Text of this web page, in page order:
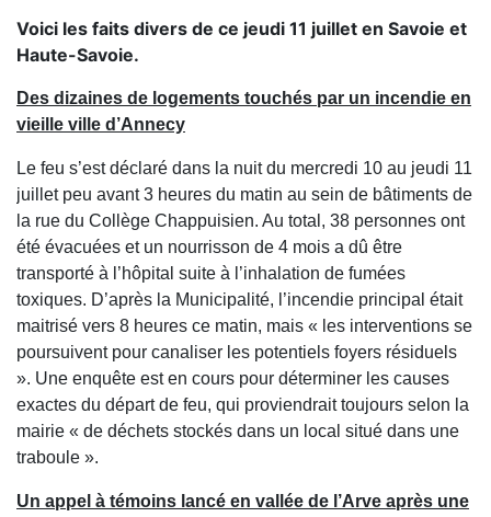
Voici les faits divers de ce jeudi 11 juillet en Savoie et
Haute-Savoie.
Des dizaines de logements touchés par un incendie en
vieille ville d’Annecy
Le feu s’est déclaré dans la nuit du mercredi 10 au jeudi 11
juillet peu avant 3 heures du matin au sein de bâtiments de
la rue du Collège Chappuisien. Au total, 38 personnes ont
été évacuées et un nourrisson de 4 mois a dû être
transporté à l’hôpital suite à l’inhalation de fumées
toxiques. D’après la Municipalité, l’incendie principal était
maitrisé vers 8 heures ce matin, mais « les interventions se
poursuivent pour canaliser les potentiels foyers résiduels
». Une enquête est en cours pour déterminer les causes
exactes du départ de feu, qui proviendrait toujours selon la
mairie « de déchets stockés dans un local situé dans une
traboule ».
Un appel à témoins lancé en vallée de l’Arve après une